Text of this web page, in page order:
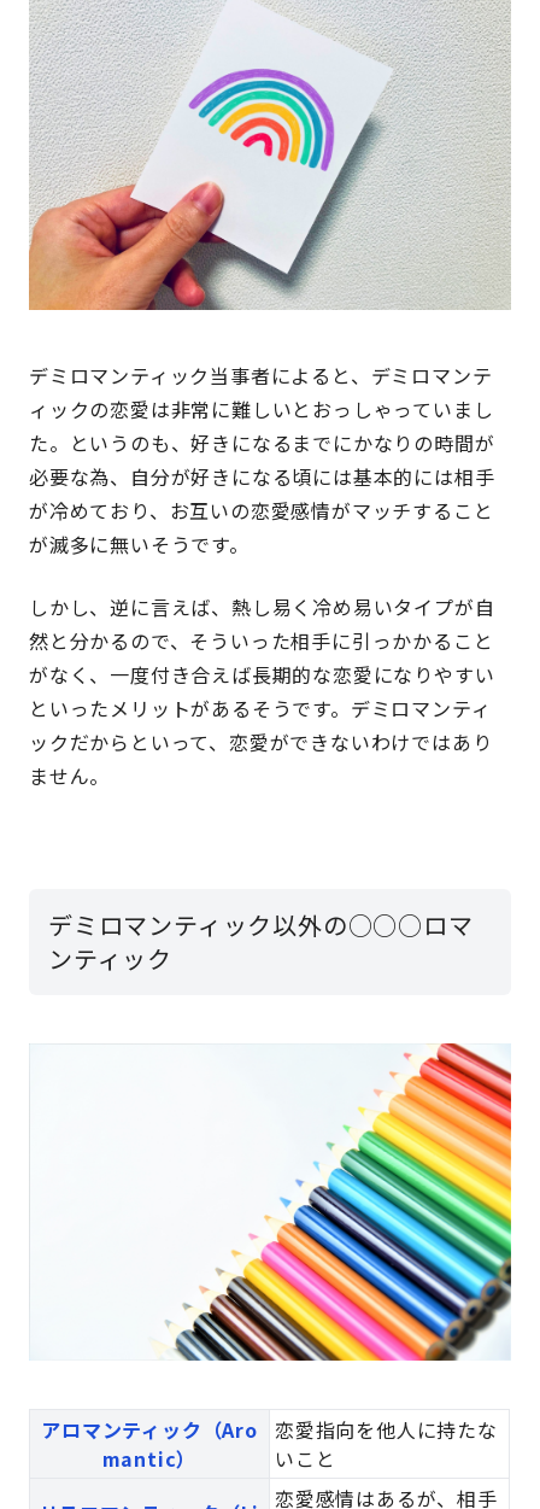
デミロマンティック当事者によると、デミロマンテ
ィックの恋愛は非常に難しいとおっしゃっていまし
た。というのも、好きになるまでにかなりの時間が
必要な為、自分が好きになる頃には基本的には相手
が冷めており、お互いの恋愛感情がマッチすること
が滅多に無いそうです。
しかし、逆に言えば、熱し易く冷め易いタイプが自
然と分かるので、そういった相手に引っかかること
がなく、一度付き合えば長期的な恋愛になりやすい
といったメリットがあるそうです。デミロマンティ
ックだからといって、恋愛ができないわけではあり
ません。
デミロマンティック以外の○○○ロマ
ンティック
アロマンティック（Aro
mantic）
恋愛指向を他人に持たな
いこと
恋愛感情はあるが、相手